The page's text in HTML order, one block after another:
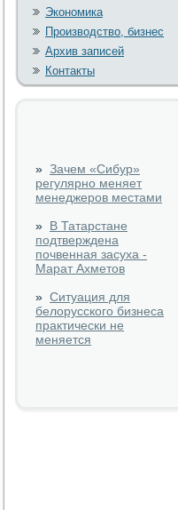
Экономика
Производство, бизнес
Архив записей
Контакты
» Зачем «Сибур»
регулярно меняет
менеджеров местами
» В Татарстане
подтверждена
почвенная засуха -
Марат Ахметов
» Ситуация для
белорусского бизнеса
практически не
меняется